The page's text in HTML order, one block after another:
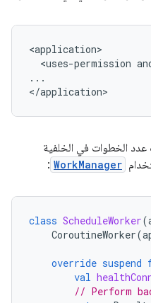
<application
<uses-permission
...
</application
عدد الخطوات في الخلفية
WorkManager
:
class ScheduleWorker(
CoroutineWorker(
override suspend
val
// Perform